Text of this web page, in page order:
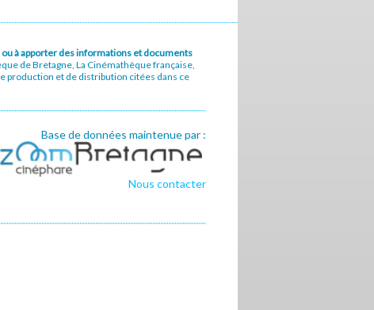
à apporter des informations et documents
de Bretagne, La Cinémathèque française,
production et de distribution citées dans ce
Base de données maintenue par :
Nous contacter